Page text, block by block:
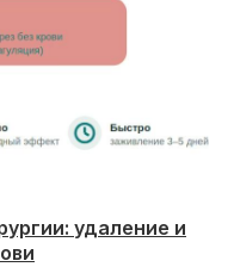
удаление и